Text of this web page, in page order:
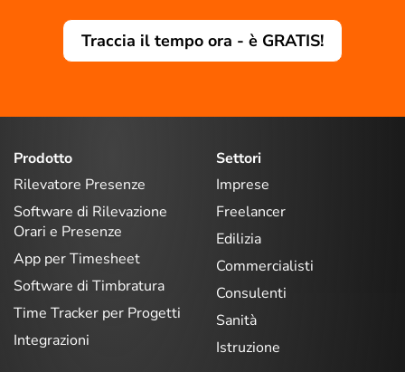
Traccia il tempo ora - è GRATIS!
Prodotto
Rilevatore Presenze
Software di Rilevazione
Orari e Presenze
App per Timesheet
Software di Timbratura
Time Tracker per Progetti
Integrazioni
Settori
Imprese
Freelancer
Edilizia
Commercialisti
Consulenti
Sanità
Istruzione